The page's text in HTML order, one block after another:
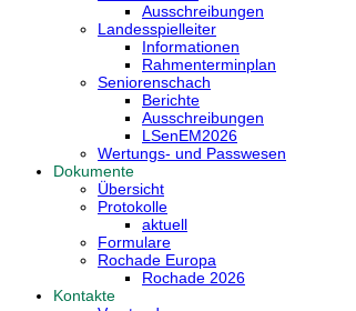
Ausschreibungen
Landesspielleiter
Informationen
Rahmenterminplan
Seniorenschach
Berichte
Ausschreibungen
LSenEM2026
Wertungs- und Passwesen
Dokumente
Übersicht
Protokolle
aktuell
Formulare
Rochade Europa
Rochade 2026
Kontakte